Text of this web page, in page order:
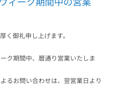
く御礼申し上げます。
ク期間中、暦通り営業いたしま
るお問い合わせは、翌営業日より